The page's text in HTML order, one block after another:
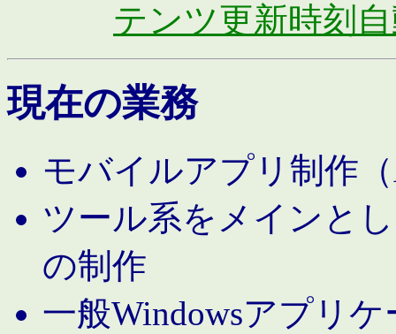
テンツ更新時刻
現在の業務
モバイルアプリ制作
ツール系をメインと
の制作
一般Windowsアプリ